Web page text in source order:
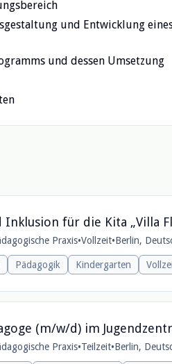
und Entwicklung
und dessen Umsetzung
Inklusion für die Kita „Villa
Praxis•Vollzeit•Berlin,
Pädagogik Kindergarten
(m/w/d) im
Praxis•Teilzeit•Berlin,